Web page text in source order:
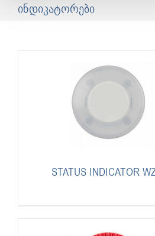
ინდიკატორები
STATUS INDICATOR